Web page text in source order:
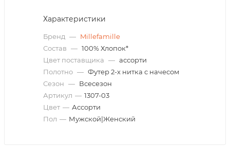
Характеристики
Бренд — Millefamille
Состав — 100% Хлопок*
Цвет поставщика — ассорти
Полотно — Футер 2-х нитка с начесом
Сезон — Всесезон
Артикул — 1307-03
Цвет — Ассорти
Пол — Мужской|Женский